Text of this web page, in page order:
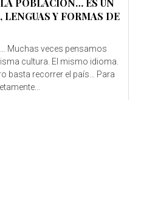
POBLACIÓN… ES UN
Y FORMAS DE
mismo idioma.